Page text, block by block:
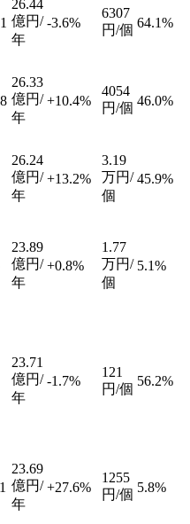
26.44
億円/
年
-3.6%
6307
円/個 64.1%
26.33
億円/
年
+10.4%
4054
円/個 46.0%
26.24
億円/
年
+13.2%
3.19
万円/
個
45.9%
23.89
億円/
年
+0.8%
1.77
万円/
個
5.1%
23.71
億円/
年
-1.7%
121
円/個
56.2%
23.69
億円/
年
+27.6%
1255
円/個 5.8%